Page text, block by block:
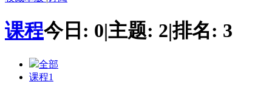
课程今日: 0|主题: 2|排名: 3
全部
课程1